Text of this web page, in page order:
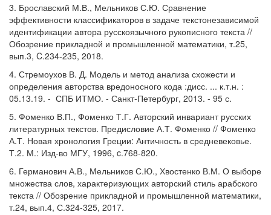
3. Брославский М.В., Мельников С.Ю. Сравнение
эффективности классификаторов в задаче текстонезависимой
идентификации автора русскоязычного рукописного текста //
Обозрение прикладной и промышленной математики, т.25,
вып.3, C.234-235, 2018.
4. Стремоухов В. Д. Модель и метод анализа схожести и
определения авторства вредоносного кода :дисс. ... к.т.н. :
05.13.19. - СПБ ИТМО. - Санкт-Петербург, 2013. - 95 с.
5. Фоменко В.П., Фоменко Т.Г. Авторский инвариант русских
литературных текстов. Предисловие А.Т. Фоменко // Фоменко
А.Т. Новая хронология Греции: Античность в средневековье.
Т.2. М.: Изд-во МГУ, 1996, c.768-820.
6. Германович А.В., Мельников С.Ю., Хвостенко В.М. О выборе
множества слов, характеризующих авторский стиль арабского
текста // Обозрение прикладной и промышленной математики,
т.24, вып.4, С.324-325, 2017.